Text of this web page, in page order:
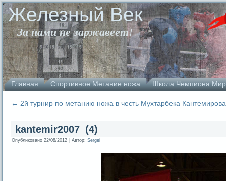
Железный Век
За нами не заржавеет!
Главная Спортивное Метание ножа Школа Чемпиона
← 2й турнир по метанию ножа в честь Мухтарбека
kantemir2007_(4)
Опубликовано 22/08/2012 Автор: Sergei